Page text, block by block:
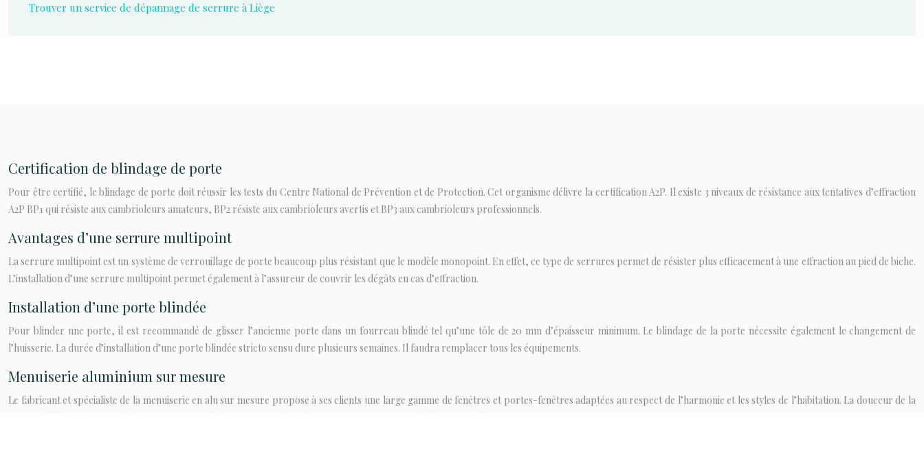
Trouver un service de dépannage de serrure à Liège
Certification de blindage de porte
Pour être certifié, le blindage de porte doit réussir les tests du Centre National de Prévention et de Protection. Cet organisme délivre la certification A2P. Il existe 3 niveaux de résistance aux tentatives d’effraction
A2P BP1 qui résiste aux cambrioleurs amateurs, BP2 résiste aux cambrioleurs avertis et BP3 aux cambrioleurs professionnels.
Avantages d’une serrure multipoint
La serrure multipoint est un système de verrouillage de porte beaucoup plus résistant que le modèle monopoint. En effet, ce type de serrures permet de résister plus efficacement à une effraction au pied de biche.
L’installation d’une serrure multipoint permet également à l’assureur de couvrir les dégâts en cas d’effraction.
Installation d’une porte blindée
Pour blinder une porte, il est recommandé de glisser l’ancienne porte dans un fourreau blindé tel qu’une tôle de 20 mm d’épaisseur minimum. Le blindage de la porte nécessite également le changement de
l’huisserie. La durée d’installation d’une porte blindée stricto sensu dure plusieurs semaines. Il faudra remplacer tous les équipements.
Menuiserie aluminium sur mesure
Le fabricant et spécialiste de la menuiserie en alu sur mesure propose à ses clients une large gamme de fenêtres et portes-fenêtres adaptées au respect de l’harmonie et les styles de l’habitation. La douceur de la
forme galbée et la finesse des lignes permettent à la menuiserie de se distinguer en offrant une esthétique soignée.